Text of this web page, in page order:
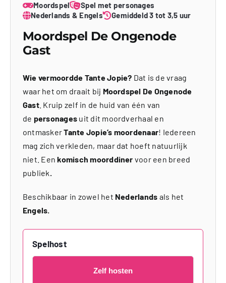
Moordspel
Spel met personages
Nederlands & Engels
Gemiddeld 3 tot 3,5 uur
Moordspel De Ongenode
Gast
Wie vermoordde Tante Jopie? Dat is de vraag
waar het om draait bij Moordspel De Ongenode
Gast. Kruip zelf in de huid van één van
de personages uit dit moordverhaal en
ontmaskerTante Jopie’s moordenaar! Iedereen
mag zich verkleden, maar dat hoeft natuurlijk
niet. Eenkomisch moorddiner voor een breed
publiek.
Beschikbaar in zowel het Nederlands als het
Engels.
Spelhost
Zelf hosten